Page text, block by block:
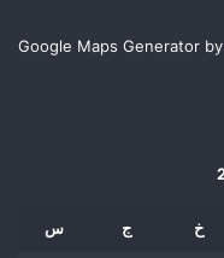
Google Maps Generator by
خ ج س